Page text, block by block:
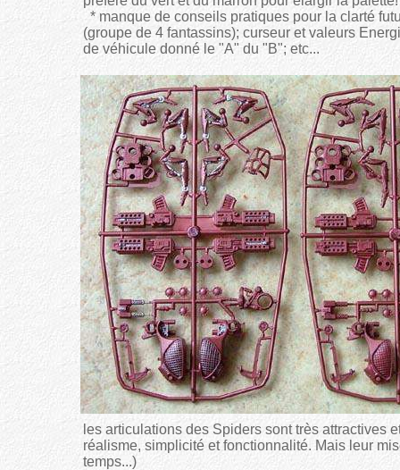
* manque de conseils pratiques pour la clarté
(groupe de 4 fantassins); curseur et valeurs
de véhicule donné le "A" du "B"; etc...
les articulations des Spiders sont très attractives
réalisme, simplicité et fonctionnalité. Mais leur
temps...)